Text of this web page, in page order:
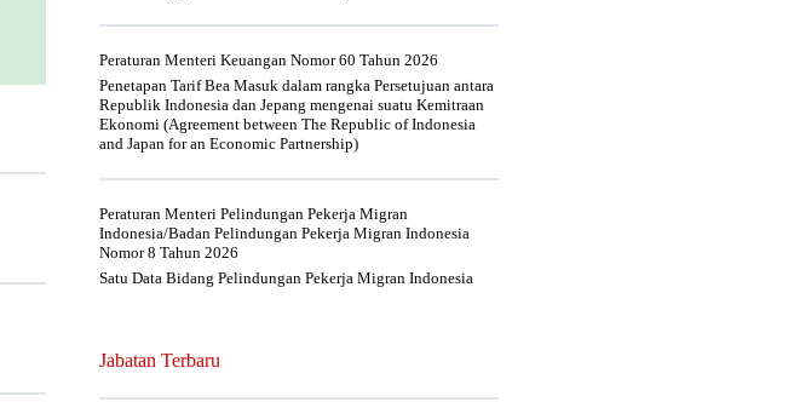
Peraturan Menteri Keuangan Nomor 60 Tahun 2026
Penetapan Tarif Bea Masuk dalam rangka Persetujuan antara
Republik Indonesia dan Jepang mengenai suatu Kemitraan
Ekonomi (Agreement between The Republic of Indonesia
and Japan for an Economic Partnership)
Peraturan Menteri Pelindungan Pekerja Migran
Indonesia/Badan Pelindungan Pekerja Migran Indonesia
Nomor 8 Tahun 2026
Satu Data Bidang Pelindungan Pekerja Migran Indonesia
Jabatan Terbaru